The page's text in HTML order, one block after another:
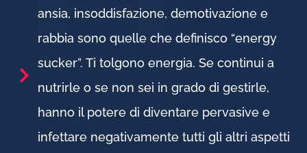
ansia, insoddisfazione, demotivazione e
rabbia sono quelle che definisco “energy
sucker”. Ti tolgono energia. Se continui a
nutrirle o se non sei in grado di gestirle,
hanno il potere di diventare pervasive e
infettare negativamente tutti gli altri aspetti